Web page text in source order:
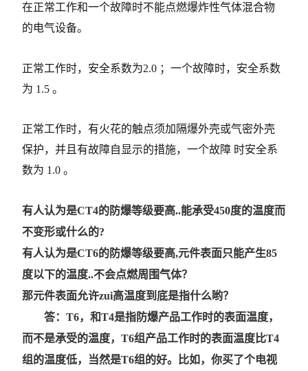
在正常工作和一个故障时不能点燃爆炸性气体混合物
的电气设备。
正常工作时，安全系数为2.0 ；一个故障时，安全系数
为 1.5 。
正常工作时，有火花的触点须加隔爆外壳或气密外壳
保护，并且有故障自显示的措施，一个故障 时安全系
数为 1.0 。
有人认为是CT4的防爆等级要高..能承受450度的温度而
不变形或什么的?
有人认为是CT6的防爆等级要高,元件表面只能产生85
度以下的温度..不会点燃周围气体？
那元件表面允许zui高温度到底是指什么哟？
答：T6，和T4是指防爆产品工作时的表面温度，
而不是承受的温度，T6组产品工作时的表面温度比T4
组的温度低，当然是T6组的好。比如，你买了个电视